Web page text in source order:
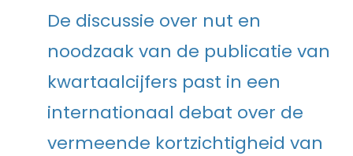
De discussie over nut en
noodzaak van de publicatie van
kwartaalcijfers past in een
internationaal debat over de
vermeende kortzichtigheid van